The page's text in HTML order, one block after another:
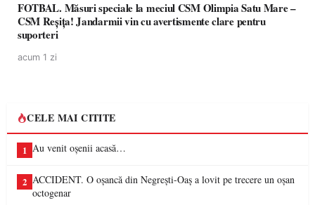
FOTBAL. Măsuri speciale la meciul CSM Olimpia Satu Mare –
CSM Reșița! Jandarmii vin cu avertismente clare pentru
suporteri
acum 1 zi
CELE MAI CITITE
1 Au venit oșenii acasă…
2 ACCIDENT. O oșancă din Negrești-Oaș a lovit pe trecere un oșan
octogenar